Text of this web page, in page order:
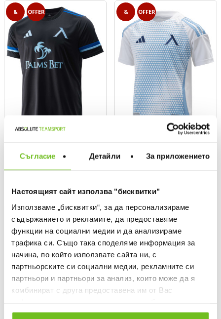
Съгласие Детайли За приложението
Настоящият сайт използва "бисквитки"
Използваме „бисквитки“, за да персонализираме
съдържанието и рекламите, да предоставяме
функции на социални медии и да анализираме
трафика си. Също така споделяме информация за
начина, по който използвате сайта ни, с
партньорските си социални медии, рекламните си
партньори и партньори за анализ, които може да я
комбинират с друга предоставена им от Вас
ползването от Ваша страна на услугите им.
& OFFER
LEVSKI Third Jersey
Текуща цена:
60,49 €/118,31 лв.
& OFFER
Levski Kids Away Jersey 25/26